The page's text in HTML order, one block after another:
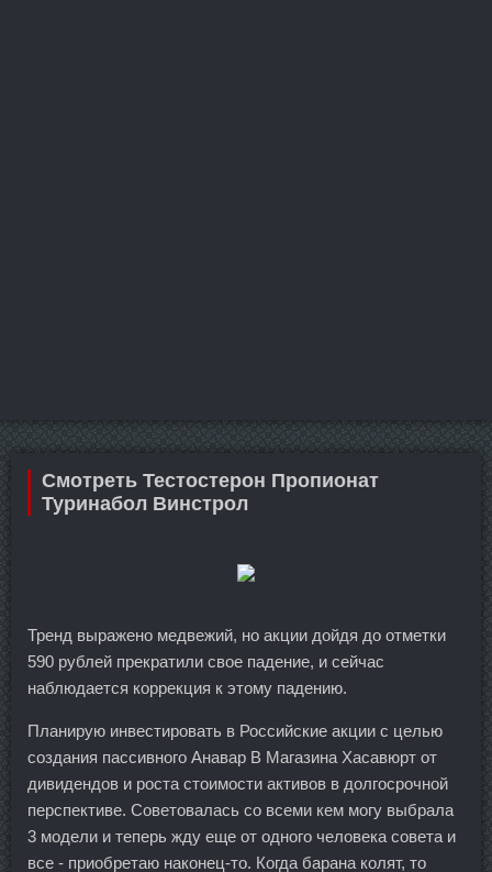
Смотреть Тестостерон Пропионат
Туринабол Винстрол
Тренд выражено медвежий, но акции дойдя до отметки
590 рублей прекратили свое падение, и сейчас
наблюдается коррекция к этому падению.
Планирую инвестировать в Российские акции с целью
создания пассивного Анавар В Магазина Хасавюрт от
дивидендов и роста стоимости активов в долгосрочной
перспективе. Советовалась со всеми кем могу выбрала
3 модели и теперь жду еще от одного человека совета и
все - приобретаю наконец-то. Когда барана колят, то